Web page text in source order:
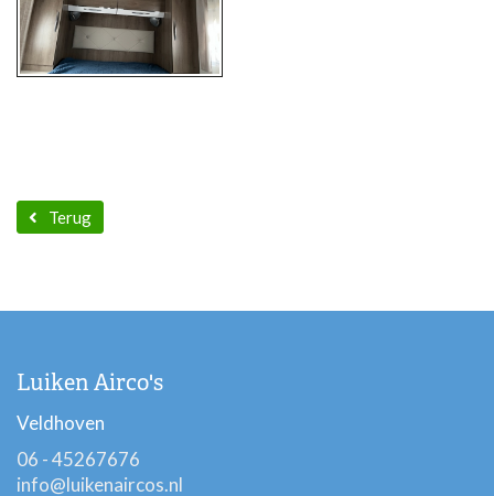
Terug
Luiken Airco's
Veldhoven
06 - 45267676
info@luikenaircos.nl